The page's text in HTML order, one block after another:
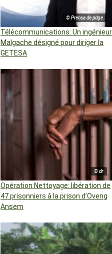
© Prensa de pdge
Télécommunications: Un ingénieur
Malgache désigné pour diriger la
GETESA
© dr
Opération Nettoyage: libération de
47 prisonniers à la prison d’Oveng
Ansem